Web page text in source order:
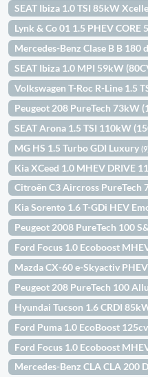
SEAT Ibiza 1.0 TSI 85kW
Lynk & Co 01 1.5 PHEV CORE
Mercedes-Benz Clase B B 180
SEAT Ibiza 1.0 MPI 59kW
Volkswagen T-Roc R-Line 1.5
Peugeot 208 PureTech 73kW
SEAT Arona 1.5 TSI 110kW
MG HS 1.5 Turbo GDI Luxury
Kia XCeed 1.0 MHEV DRIVE
Citroën C3 Aircross PureTech
Kia Sorento 1.6 T-GDi HEV
Peugeot 2008 PureTech 100
Ford Focus 1.0 Ecoboost
Mazda CX-60 e-Skyactiv
Peugeot 208 PureTech 100
Hyundai Tucson 1.6 CRDI
Ford Puma 1.0 EcoBoost
Ford Focus 1.0 Ecoboost
Mercedes-Benz CLA CLA 200